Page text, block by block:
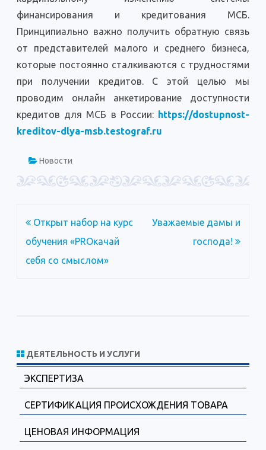
финансирования и кредитования МСБ.
Принципиально важно получить обратную связь
от представителей малого и среднего бизнеса,
которые постоянно сталкиваются с трудностями
при получении кредитов. С этой целью мы
проводим онлайн анкетирование доступности
кредитов для МСБ в России: https://dostupnost-
kreditov-dlya-msb.testograf.ru
Новости
Навигация
по
записям
Открыт набор на курс
обучения «PROкачай
себя со смыслом»
Уважаемые дамы и
господа!
ДЕЯТЕЛЬНОСТЬ И УСЛУГИ
ЭКСПЕРТИЗА
СЕРТИФИКАЦИЯ ПРОИСХОЖДЕНИЯ ТОВАРА
ЦЕНОВАЯ ИНФОРМАЦИЯ